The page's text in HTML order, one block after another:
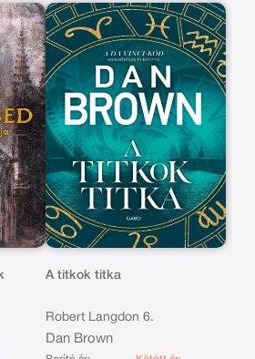
A titkok titka
Robert Langdon 6.
Dan Brown